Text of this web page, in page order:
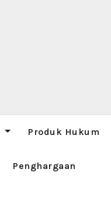
Produk Hukum
Penghargaan